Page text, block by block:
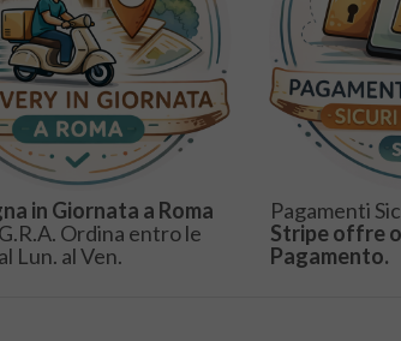
in Giornata a Roma
Ordina entro le
Lun. al Ven.
Pagamenti
Stripe offre
Pagamento.